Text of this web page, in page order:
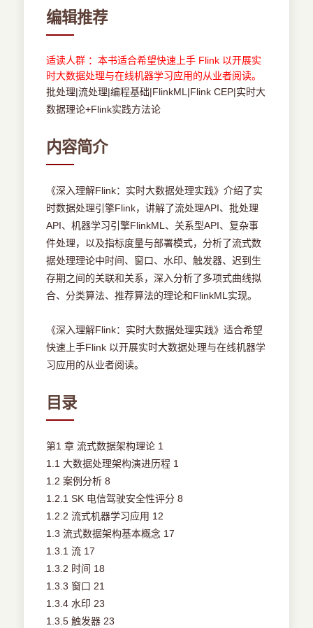
编辑推荐
适读人群 ：本书适合希望快速上手 Flink 以开展实
时大数据处理与在线机器学习应用的从业者阅读。
批处理|流处理|编程基础|FlinkML|Flink CEP|实时大
数据理论+Flink实践方法论
内容简介
《深入理解Flink：实时大数据处理实践》介绍了实
时数据处理引擎Flink，讲解了流处理API、批处理
API、机器学习引擎FlinkML、关系型API、复杂事
件处理，以及指标度量与部署模式，分析了流式数
据处理理论中时间、窗口、水印、触发器、迟到生
存期之间的关联和关系，深入分析了多项式曲线拟
合、分类算法、推荐算法的理论和FlinkML实现。
《深入理解Flink：实时大数据处理实践》适合希望
快速上手Flink 以开展实时大数据处理与在线机器学
习应用的从业者阅读。
目录
第1 章 流式数据架构理论 1
1.1 大数据处理架构演进历程 1
1.2 案例分析 8
1.2.1 SK 电信驾驶安全性评分 8
1.2.2 流式机器学习应用 12
1.3 流式数据架构基本概念 17
1.3.1 流 17
1.3.2 时间 18
1.3.3 窗口 21
1.3.4 水印 23
1.3.5 触发器 23